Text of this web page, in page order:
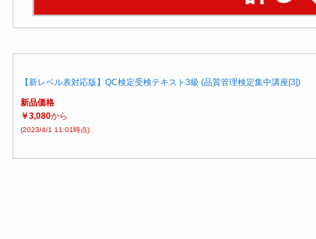
【新レベル表対応版】QC検定受検テキスト3級 (品質管理検定集中講座[3])
新品価格
￥3,080から
(2023/4/1 11:01時点)